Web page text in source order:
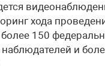
хода
150
и